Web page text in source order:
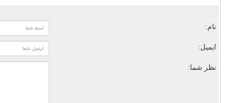
نام:
ایمیل:
نظر شما: